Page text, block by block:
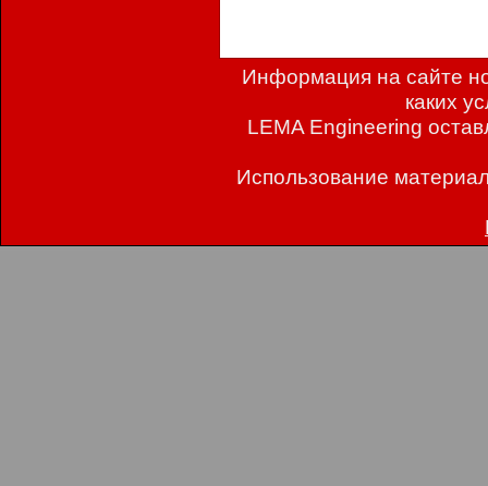
Информация на сайте
каких
LEMA Engineering
Использование